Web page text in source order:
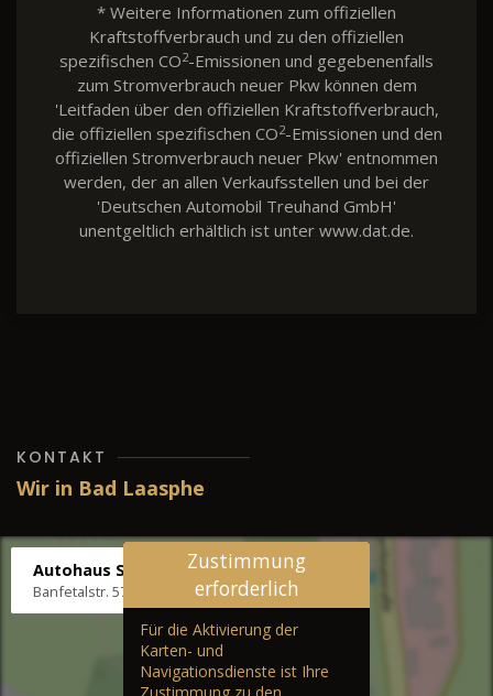
* Weitere Informationen zum offiziellen
Kraftstoffverbrauch und zu den offiziellen
spezifischen CO2-Emissionen und gegebenenfalls
zum Stromverbrauch neuer Pkw können dem
'Leitfaden über den offiziellen Kraftstoffverbrauch,
die offiziellen spezifischen CO2-Emissionen und den
offiziellen Stromverbrauch neuer Pkw' entnommen
werden, der an allen Verkaufsstellen und bei der
'Deutschen Automobil Treuhand GmbH'
unentgeltlich erhältlich ist unter www.dat.de.
KONTAKT
Wir in Bad Laasphe
Autohaus Stenger
Banfetalstr. 57, 57334 Bad Laasphe
Zustimmung
erforderlich
Für die Aktivierung der
Karten- und
Navigationsdienste ist Ihre